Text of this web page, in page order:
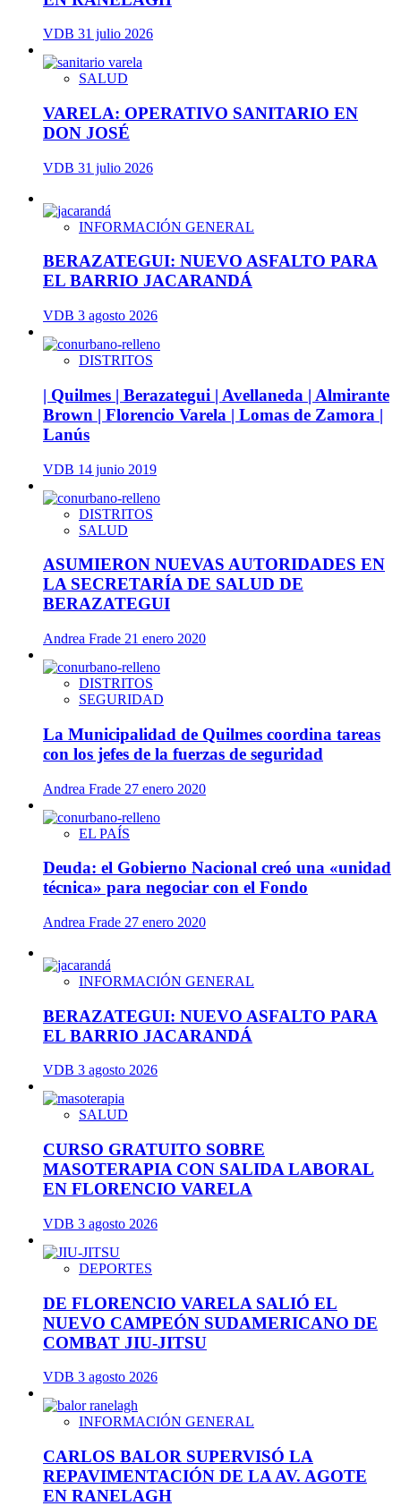
VDB 31 julio 2026
SALUD
VARELA: OPERATIVO SANITARIO EN
DON JOSÉ
VDB 31 julio 2026
INFORMACIÓN GENERAL
BERAZATEGUI: NUEVO ASFALTO PARA
EL BARRIO JACARANDÁ
VDB 3 agosto 2026
DISTRITOS
| Quilmes | Berazategui | Avellaneda | Almirante
Brown | Florencio Varela | Lomas de Zamora |
Lanús
VDB 14 junio 2019
DISTRITOS
SALUD
ASUMIERON NUEVAS AUTORIDADES EN
LA SECRETARÍA DE SALUD DE
BERAZATEGUI
Andrea Frade 21 enero 2020
DISTRITOS
SEGURIDAD
La Municipalidad de Quilmes coordina tareas
con los jefes de la fuerzas de seguridad
Andrea Frade 27 enero 2020
EL PAÍS
Deuda: el Gobierno Nacional creó una «unidad
técnica» para negociar con el Fondo
Andrea Frade 27 enero 2020
INFORMACIÓN GENERAL
BERAZATEGUI: NUEVO ASFALTO PARA
EL BARRIO JACARANDÁ
VDB 3 agosto 2026
SALUD
CURSO GRATUITO SOBRE
MASOTERAPIA CON SALIDA LABORAL
EN FLORENCIO VARELA
VDB 3 agosto 2026
DEPORTES
DE FLORENCIO VARELA SALIÓ EL
NUEVO CAMPEÓN SUDAMERICANO DE
COMBAT JIU-JITSU
VDB 3 agosto 2026
INFORMACIÓN GENERAL
CARLOS BALOR SUPERVISÓ LA
REPAVIMENTACIÓN DE LA AV. AGOTE
EN RANELAGH